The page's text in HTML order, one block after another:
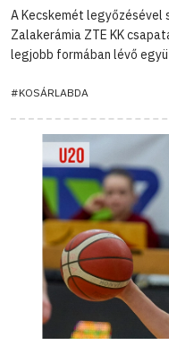
A Kecskemét
Zalakerámia ZTE KK
legjobb formában lévő
#KOSÁRLABDA